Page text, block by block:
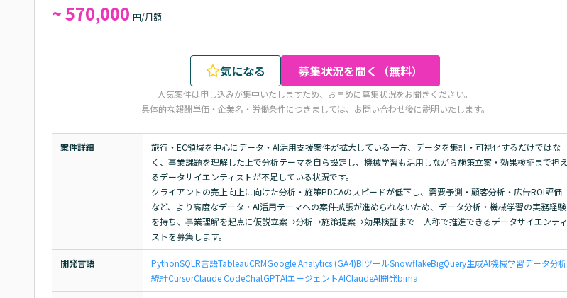
~ 570,000 円/月額
気になる 募集状況を聞く（無料）
人気案件は申し込みが集中いたしますため、お早めに募集状況をお聞きください。
具体的な報酬単価・企業名・労働条件につきましては、お問い合わせ後に説明いたします。
案件詳細
旅行・EC領域を中心にデータ・AI活用支援案件が拡大している一方、データを集計・可視化するだけではな
く、事業課題を理解した上で分析テーマを自ら設定し、機械学習も活用しながら施策立案・効果検証まで担え
るデータサイエンティストが不足している状況です。
クライアントの売上向上に向けた分析・施策PDCAのスピードが低下し、需要予測・顧客分析・広告ROI評価
など、より高度なデータ・AI活用テーマへの案件拡張が進められないため、データ分析・機械学習の実務経験
を持ち、事業理解を起点に仮説立案→分析→施策提案→効果検証まで一人称で推進できるデータサイエンティ
ストを募集します。
開発言語 PythonSQL R言語TableauCRMGoogle Analytics (GA4)BIツールSnowflakeBigQuery生成AI機械学習データ分析
統計CursorClaude CodeChatGPTAIエージェントAIClaudeAI開発bima